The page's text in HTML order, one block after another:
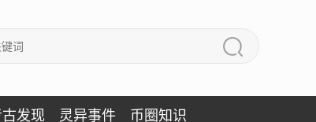
古发现 灵异事件 币圈知识